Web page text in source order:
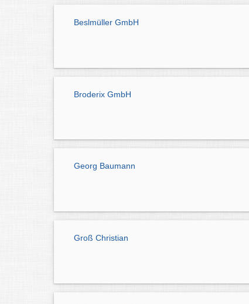
Beslmüller GmbH
Broderix GmbH
Georg Baumann
Groß Christian